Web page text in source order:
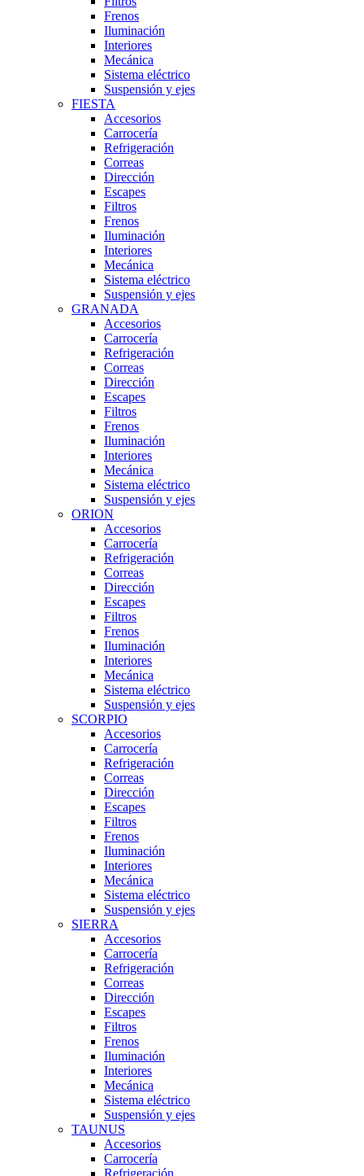
Frenos
Iluminación
Interiores
Mecánica
Sistema eléctrico
Suspensión y ejes
FIESTA
Accesorios
Carrocería
Refrigeración
Correas
Dirección
Escapes
Filtros
Frenos
Iluminación
Interiores
Mecánica
Sistema eléctrico
Suspensión y ejes
GRANADA
Accesorios
Carrocería
Refrigeración
Correas
Dirección
Escapes
Filtros
Frenos
Iluminación
Interiores
Mecánica
Sistema eléctrico
Suspensión y ejes
ORION
Accesorios
Carrocería
Refrigeración
Correas
Dirección
Escapes
Filtros
Frenos
Iluminación
Interiores
Mecánica
Sistema eléctrico
Suspensión y ejes
SCORPIO
Accesorios
Carrocería
Refrigeración
Correas
Dirección
Escapes
Filtros
Frenos
Iluminación
Interiores
Mecánica
Sistema eléctrico
Suspensión y ejes
SIERRA
Accesorios
Carrocería
Refrigeración
Correas
Dirección
Escapes
Filtros
Frenos
Iluminación
Interiores
Mecánica
Sistema eléctrico
Suspensión y ejes
TAUNUS
Accesorios
Carrocería